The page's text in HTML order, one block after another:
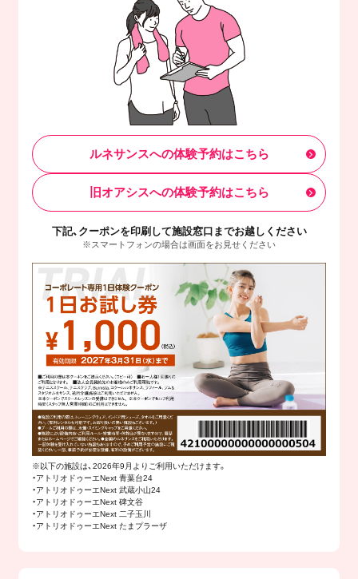
ルネサンスへの体験予約はこちら
旧オアシスへの体験予約はこちら
下記、クーポンを印刷して施設窓口までお越しください
※スマートフォンの場合は画面をお見せください
※以下の施設は、2026年9月よりご利用いただけます。
・アトリオドゥーエNext 青葉台24
・アトリオドゥーエNext 武蔵小山24
・アトリオドゥーエNext 碑文谷
・アトリオドゥーエNext 二子玉川
・アトリオドゥーエNext たまプラーザ